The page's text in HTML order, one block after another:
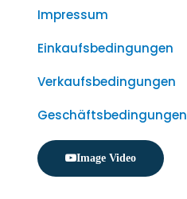
Impressum
Einkaufsbedingungen
Verkaufsbedingungen
Geschäftsbedingungen
Image Video